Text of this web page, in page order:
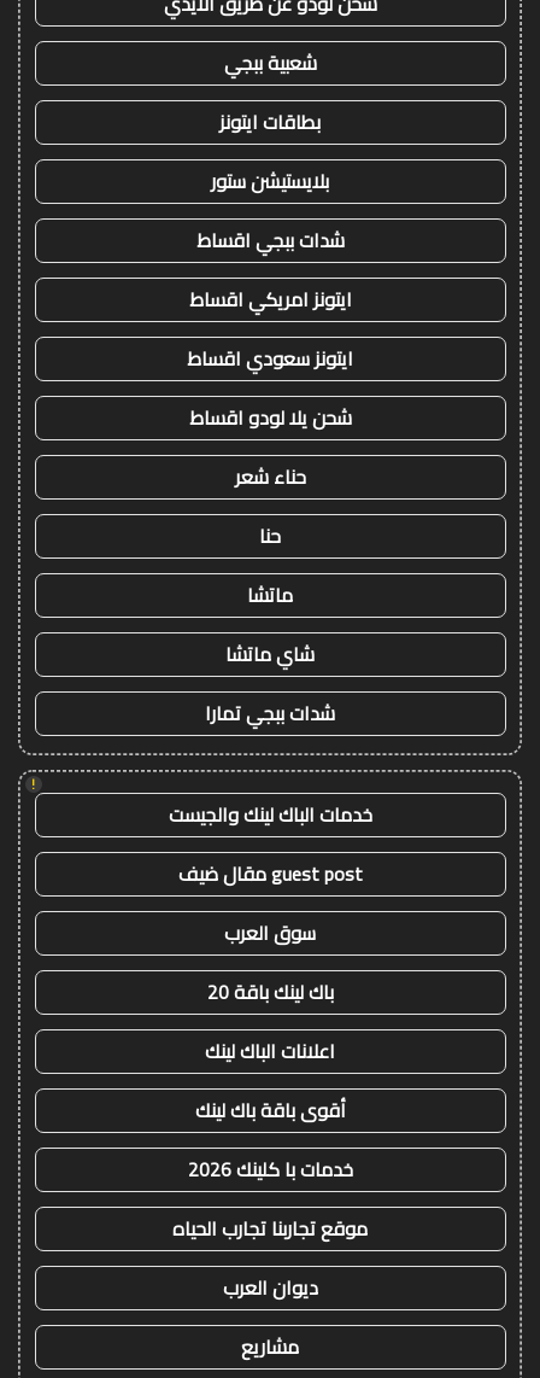
شعبية ببجي
بطاقات ايتونز
بلايستيشن ستور
شدات ببجي اقساط
ايتونز امريكي اقساط
ايتونز سعودي اقساط
شحن يلا لودو اقساط
حناء شعر
حنا
ماتشا
شاي ماتشا
شدات ببجي تمارا
!
خدمات الباك لينك والجيست
guest post مقال ضيف
سوق العرب
باك لينك باقة 20
اعلانات الباك لينك
أقوى باقة باك لينك
خدمات با كلينك 2026
موقع تجاربنا تجارب الحياه
ديوان العرب
مشاريع